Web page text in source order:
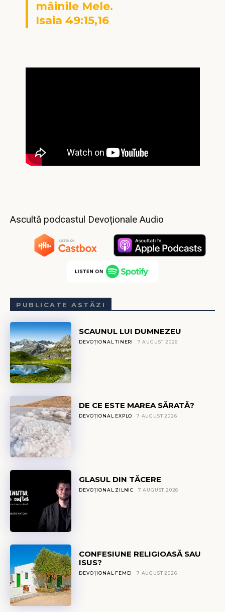
mâinile Mele.
Isaia 49:15,16
Ascultă podcastul Devoționale Audio
PUBLICATE ASTĂZI
SCAUNUL LUI DUMNEZEU
DEVOȚIONAL TINERI 7 AUGUST 2026
DE CE ESTE MAREA SĂRATĂ?
DEVOȚIONAL EXPLO 7 AUGUST 2026
GLASUL DIN TĂCERE
DEVOȚIONAL ZILNIC 7 AUGUST 2026
CONFESIUNE RELIGIOASĂ SAU
ISUS?
DEVOȚIONAL FEMEI 7 AUGUST 2026